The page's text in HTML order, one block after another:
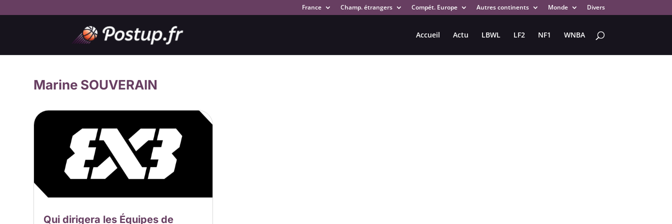
France Champ. étrangers Compét. Europe Autres continents Monde Divers
Accueil Actu LBWL LF2 NF1 WNBA
Marine SOUVERAIN
Qui dirigera les Équipes de